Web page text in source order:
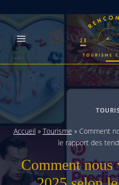
Skip
content
Accueil » Tourisme » Comment
le rapport des
Comment nous